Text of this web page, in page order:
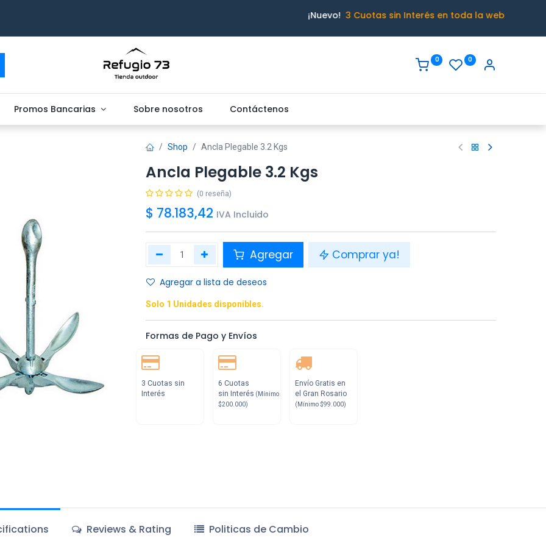
¡Nuevo! 3 Cuotas sin Interés en toda la web
0 0
Promos Bancarias Sobre nosotros Contáctenos
Shop Ancla Plegable 3.2 Kgs
Ancla Plegable 3.2 Kgs
(0 reseña)
$ 78.183,42 IVA Incluido
Agregar Comprar ya!
Agregar a lista de deseos
Solo 1 Unidades disponibles.
Formas de Pago y Envíos
3 Cuotas sin
Interés
6 Cuotas
sin Interés (Mínimo
$200.000)
Envío Gratis en
el Gran Rosario
(Mínimo $99.000)
Reviews & Rating Politicas de Cambio